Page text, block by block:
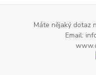
Máte nějaký dotaz
Email: